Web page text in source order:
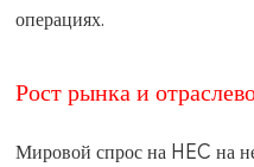
операциях.
Рост рынка и
Мировой спрос на HEC на